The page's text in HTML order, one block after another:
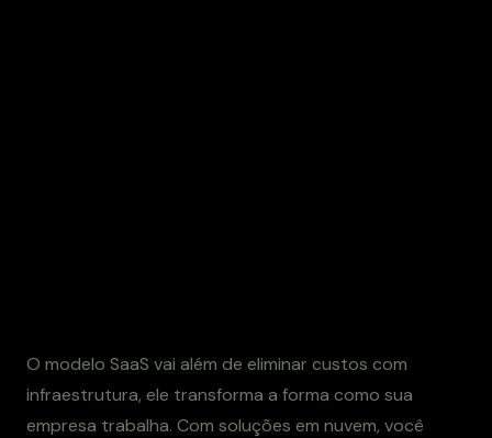
O modelo SaaS vai além de eliminar custos com
infraestrutura, ele transforma a forma como sua
empresa trabalha. Com soluções em nuvem, você